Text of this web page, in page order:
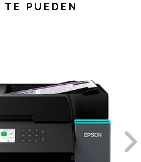
TE PUEDEN